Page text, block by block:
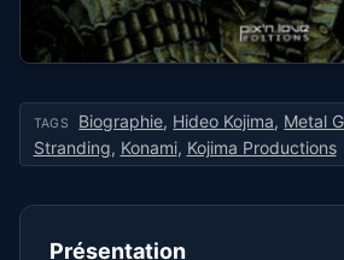
TAGS Biographie, Hideo Kojima, Metal
Stranding, Konami, Kojima Productions
Présentation